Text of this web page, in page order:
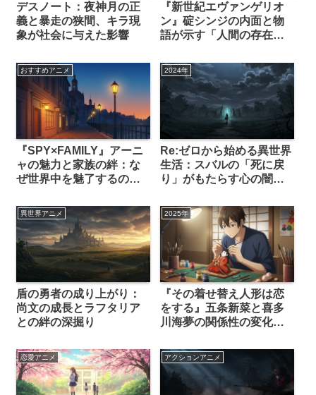
デスノート：夜神月の正
義と暴走の狭間、キラ現
象が社会に与えた影響
『新世紀エヴァンゲリオ
ン』碇シンジの内面と物
語が示す「人間の存在意
おすすめアニメ
『SPY×FAMILY』アーニ
ャの魅力と家族の絆：な
ぜ世界中を魅了するの
2024年
Re:ゼロから始める異世界
生活：スバルの「死に戻
り」がもたらす心の闇と
異世界アニメ
盾の勇者の成り上がり：
尚文の成長とラフタリア
との絆の深掘り
2025年
『その着せ替え人形は恋
をする』五条新菜と喜多
川海夢の関係性の変化を
恋愛アニメ アクションアニメ